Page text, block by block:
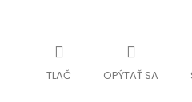
TLAČ OPÝTAŤ SA